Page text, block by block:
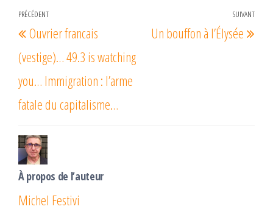
Navigation
de
l’article
Article
précédent
PRÉCÉDENT
Ouvrier francais
(vestige)… 49.3 is watching
you… Immigration : l’arme
fatale du capitalisme…
SUIVANT
Un bouffon à l’Élysée
À propos de l’auteur
Michel Festivi